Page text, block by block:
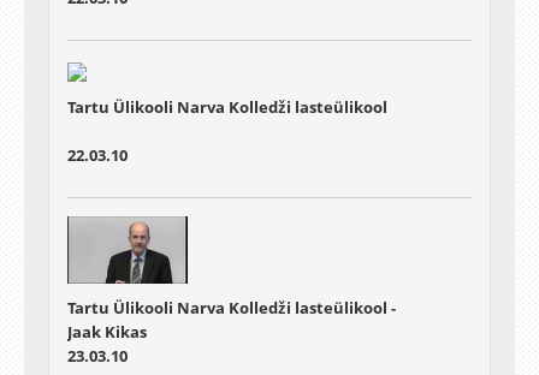
Tartu Ülikooli Narva Kolledži lasteülikool
22.03.10
Tartu Ülikooli Narva Kolledži lasteülikool -
Jaak Kikas
23.03.10